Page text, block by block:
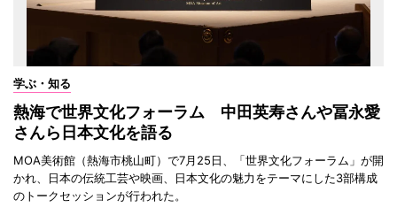
学ぶ・知る
熱海で世界文化フォーラム 中田英寿さんや冨永愛
さんら日本文化を語る
MOA美術館（熱海市桃山町）で7月25日、「世界文化フォーラム」が開
かれ、日本の伝統工芸や映画、日本文化の魅力をテーマにした3部構成
のトークセッションが行われた。